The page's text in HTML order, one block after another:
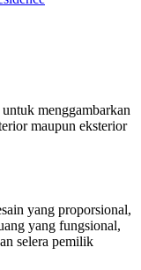
menggambarkan
maupun eksterior
yang proporsional,
yang fungsional,
selera pemilik